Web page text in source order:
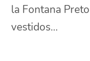
la Fontana
vestidos…